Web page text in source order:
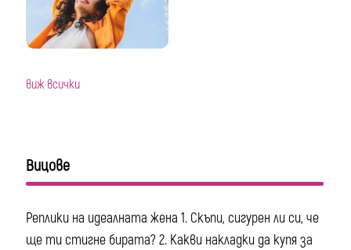
виж всички
Вицове
Реплики на идеалната жена 1. Скъпи, сигурен ли си, че
ще ти стигне бирата? 2. Какви накладки да купя за